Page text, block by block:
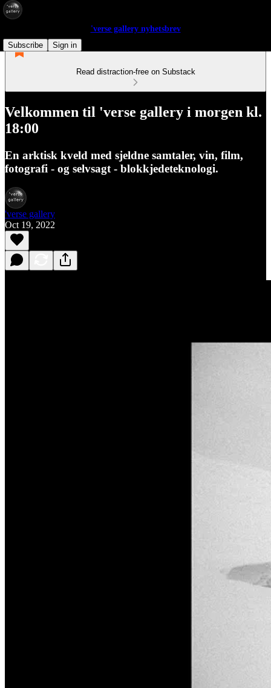
'verse gallery nyhetsbrev
Subscribe
Sign in
Read distraction-free on Substack
Velkommen til 'verse gallery i morgen kl.
18:00
En arktisk kveld med sjeldne samtaler, vin, film,
fotografi - og selvsagt - blokkjedeteknologi.
'verse gallery
Oct 19, 2022